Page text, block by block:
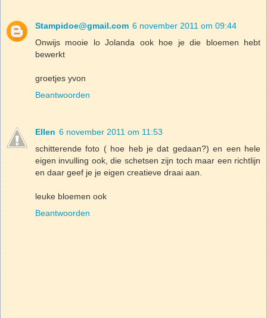
Stampidoe@gmail.com 6 november 2011 om 09:44
Onwijs mooie lo Jolanda ook hoe je die bloemen hebt
bewerkt
groetjes yvon
Beantwoorden
Ellen 6 november 2011 om 11:53
schitterende foto ( hoe heb je dat gedaan?) en een hele
eigen invulling ook, die schetsen zijn toch maar een richtlijn
en daar geef je je eigen creatieve draai aan.
leuke bloemen ook
Beantwoorden